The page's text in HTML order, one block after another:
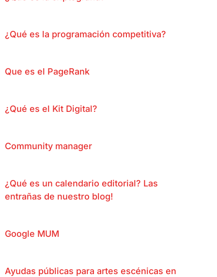
¿Qué es la programación competitiva?
Que es el PageRank
¿Qué es el Kit Digital?
Community manager
¿Qué es un calendario editorial? Las
entrañas de nuestro blog!
Google MUM
Ayudas públicas para artes escénicas en